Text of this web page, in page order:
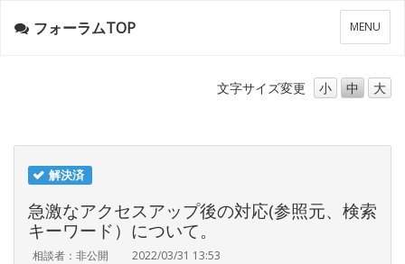
メ
ニ
ー
MENU
フォーラムTOP
文字サイズ変更 小 中 大
解決済
急激なアクセスアップ後の対応(参照元、検索
キーワード）について。
相談者：非公開 2022/03/31 13:53